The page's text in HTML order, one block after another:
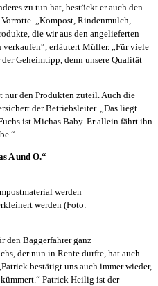
zu tun hat, bestückt er auch den
„Kompost, Rindenmulch,
die wir aus den angelieferten
erläutert Müller. „Für viele
Geheimtipp, denn unsere Qualität
nur den Produkten zuteil. Auch die
der Betriebsleiter. „Das liegt
ist Michas Baby. Er allein fährt ihn
A und O.“
werden
werden (Foto:
den Baggerfahrer ganz
der nun in Rente durfte, hat auch
bestätigt uns auch immer wieder,
Patrick Heilig ist der